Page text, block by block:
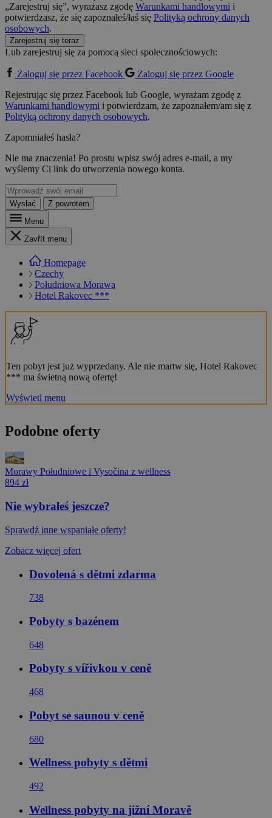
„Zarejestruj się”, wyrażasz zgodę Warunkami handlowymi i
potwierdzasz, że się zapoznałeś/łaś się Polityką ochrony danych
osobowych.
Zarejestruj się teraz
Lub zarejestruj się za pomocą sieci społecznościowych:
Zaloguj się przez Facebook
Zaloguj się przez Google
Rejestrując się przez Facebook lub Google, wyrażam zgodę z
Warunkami handlowymi i potwierdzam, że zapoznałem/am się z
Polityką ochrony danych osobowych.
Zapomniałeś hasła?
Nie ma znaczenia! Po prostu wpisz swój adres e-mail, a my
wyślemy Ci link do utworzenia nowego konta.
Wysłać
Z powrotem
Menu
Zavřít menu
Homepage
Czechy
Południowa Morawa
Hotel Rakovec ***
Ten pobyt jest już wyprzedany. Ale nie martw się, Hotel Rakovec
*** ma świetną nową ofertę!
Wyświetl menu
Podobne oferty
Morawy Południowe i Vysočina z wellness
894 zł
Nie wybrałeś jeszcze?
Sprawdź inne wspaniałe oferty!
Zobacz więcej ofert
Dovolená s dětmi zdarma
738
Pobyty s bazénem
648
Pobyty s vířivkou v ceně
468
Pobyt se saunou v ceně
680
Wellness pobyty s dětmi
492
Wellness pobyty na jižní Moravě